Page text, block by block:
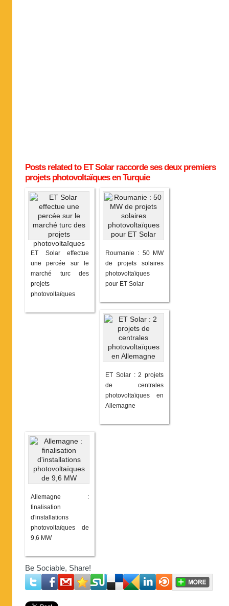
Posts related to ET Solar raccorde ses deux premiers
projets photovoltaïques en Turquie
ET Solar effectue
une percée sur le
marché turc des
projets
photovoltaïques
Roumanie : 50 MW
de projets solaires
photovoltaïques
pour ET Solar
ET Solar : 2 projets
de centrales
photovoltaïques en
Allemagne
Allemagne :
finalisation
d'installations
photovoltaïques de
9,6 MW
Be Sociable, Share!